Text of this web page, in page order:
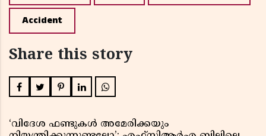
Accident
Share this story
‘വിദേശ ഫണ്ടുകൾ അമേരിക്കയും